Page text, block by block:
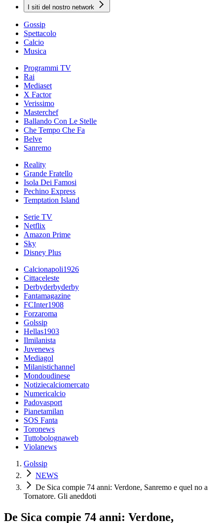
I siti del nostro network
Gossip
Spettacolo
Calcio
Musica
Programmi TV
Rai
Mediaset
X Factor
Verissimo
Masterchef
Ballando Con Le Stelle
Che Tempo Che Fa
Belve
Sanremo
Reality
Grande Fratello
Isola Dei Famosi
Pechino Express
Temptation Island
Serie TV
Netflix
Amazon Prime
Sky
Disney Plus
Calcionapoli1926
Cittaceleste
Derbyderbyderby
Fantamagazine
FCInter1908
Forzaroma
Golssip
Hellas1903
Ilmilanista
Juvenews
Mediagol
Milanistichannel
Mondoudinese
Notiziecalciomercato
Numericalcio
Padovasport
Pianetamilan
SOS Fanta
Toronews
Tuttobolognaweb
Violanews
Golssip
NEWS
De Sica compie 74 anni: Verdone, Sanremo e quel no a
Tornatore. Gli aneddoti
De Sica compie 74 anni: Verdone,